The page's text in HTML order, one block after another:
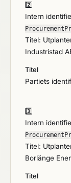
2️⃣
Intern
Titel:
Industristad
Titel
Partiets
3️⃣
Intern
Titel:
Borlänge
Titel